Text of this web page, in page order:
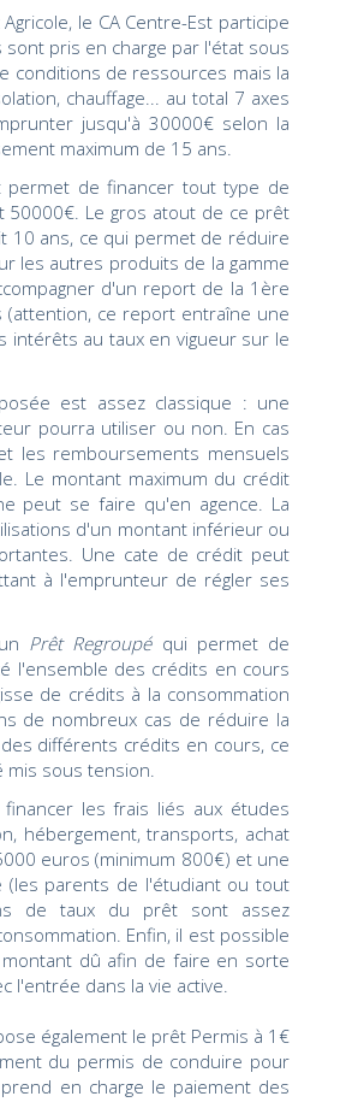
le CA Centre-Est participe
pris en charge par l'état sous
conditions de ressources mais la
chauffage... au total 7 axes
jusqu'à 30000€ selon la
maximum de 15 ans.
permet de financer tout type de
Le gros atout de ce prêt
10 ans, ce qui permet de réduire
les autres produits de la gamme
d'un report de la 1ère
ce report entraîne une
intérêts au taux en vigueur sur le
est assez classique : une
pourra utiliser ou non. En cas
les remboursements mensuels
Le montant maximum du crédit
peut se faire qu'en agence. La
d'un montant inférieur ou
Une cate de crédit peut
à l'emprunteur de régler ses
Prêt Regroupéqui permet de
l'ensemble des crédits en cours
de crédits à la consommation
de nombreux cas de réduire la
différents crédits en cours, ce
mis sous tension.
les frais liés aux études
hébergement, transports, achat
euros (minimum 800€) et une
(les parents de l'étudiant ou tout
de taux du prêt sont assez
Enfin, il est possible
dû afin de faire en sorte
l'entrée dans la vie active.
également le prêt Permis à 1€
du permis de conduire pour
en charge le paiement des